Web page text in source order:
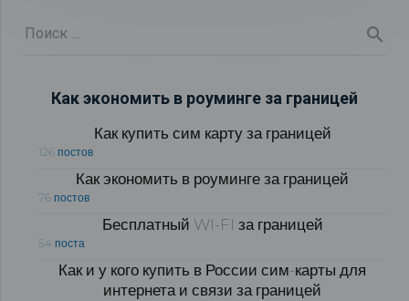
Как экономить в роуминге за границей
Как купить сим карту за границей
126 постов
Как экономить в роуминге за границей
76 постов
Бесплатный WI-FI за границей
54 поста
Как и у кого купить в России сим-карты для
интернета и связи за границей